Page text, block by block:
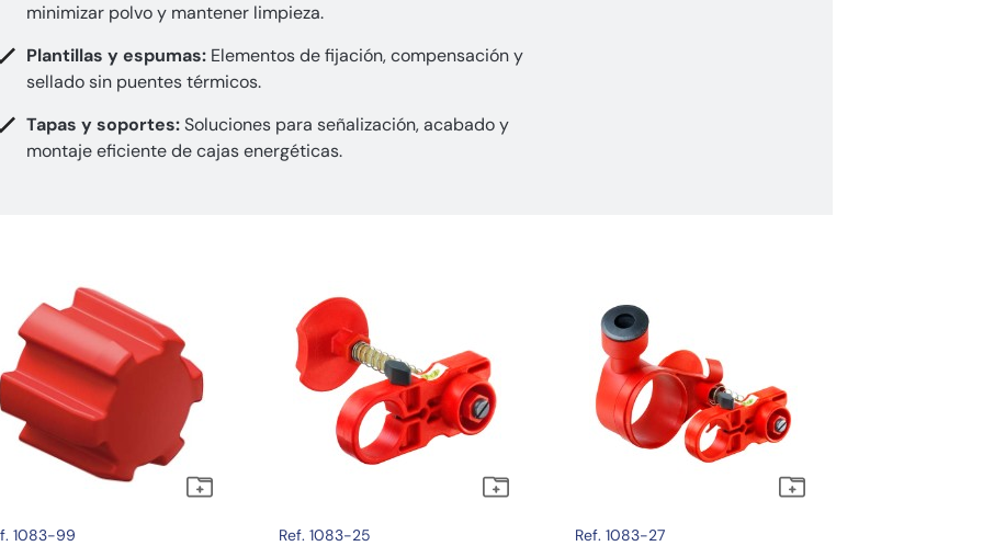
minimizar polvo y mantener limpieza.
Plantillas y espumas: Elementos de fijación, compensación y
sellado sin puentes térmicos.
Tapas y soportes:Soluciones para señalización, acabado y
montaje eficiente de cajas energéticas.
1083-99
Ref. 1083-25
Ref. 1083-27